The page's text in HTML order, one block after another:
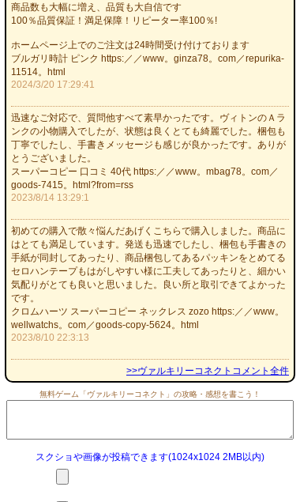
商品数も大幅に増え、品質も大自信です
100％品質保証！満足保障！リピーター率100％!
ホームページ上でのご注文は24時間受け付けております
ブルガリ時計 ピンク https:／／www。ginza78。com／repurika-
11514。html
2024/3/20 17:29:41
迅速なご対応で、質問他すべて素早かったです。ヴィトンのＡラ
ンクの小物購入でしたが、状態は良くとても綺麗でした。梱包も
丁寧でしたし、手書きメッセージも感じが良かったです。ありが
とうございました。
スーパーコピー 口コミ 40代 https:／／www。mbag78。com／
goods-7415。html?from=rss
2023/8/14 13:29:1
初めての購入で散々悩んだあげくこちらで購入しました。商品に
はとても満足しています。発送も迅速でしたし、梱包も手書きの
手紙が同封してあったり、商品梱包してあるパッキンをとめてる
セロハンテープもはがしやすい様に工夫してあったりと、細かい
気配りがとても良いと思いました。良い所と取引できてよかった
です。
クロムハーツ スーパーコピー ネックレス zozo https:／／www。
wellwatchs。com／goods-copy-5624。html
2023/8/10 22:3:13
>>ヴァルキリーコネクトコメント全件
無料ゲーム「ヴァルキリーコネクト」の攻略・感想を書こう！
スクショや画像が投稿できます(1024x1024 2MB以内)